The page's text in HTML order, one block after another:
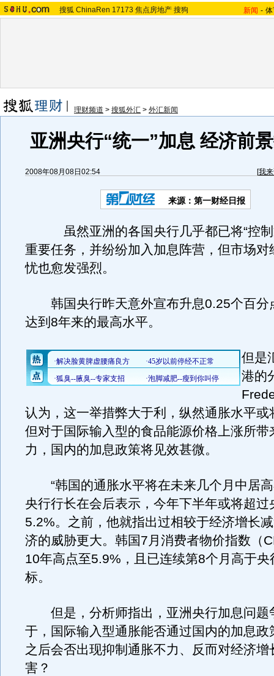
搜狐 ChinaRen 17173 焦点房地产 搜狗 新闻 -
理财频道 > 搜狐外汇 > 外汇新闻
亚洲央行“统一”加息 经济前
2008年08月08日02:54 [我
来源：第一财经日报
虽然亚洲的各国央行几乎都已将“控制
重要任务，并纷纷加入加息阵营，但市场对
忧也愈发强烈。
韩国央行昨天意外宣布升息0.25个百分
达到8年来的最高水平。
但是
港的
认为，这一举措弊大于利，纵然通胀水平或
但对于国际输入型的食品能源价格上涨所带
力，国内的加息政策将见效甚微。
“韩国的通胀水平将在未来几个月中居高
央行行长在会后表示，今年下半年或将超过
5.2%。之前，他就指出过相较于经济增长
济的威胁更大。韩国7月消费者物价指数（
10年高点至5.9%，且已连续第8个月高于央
标。
但是，分析师指出，亚洲央行加息问题
于，国际输入型通胀能否通过国内的加息政
之后会否出现抑制通胀不力、反而对经济增
害？